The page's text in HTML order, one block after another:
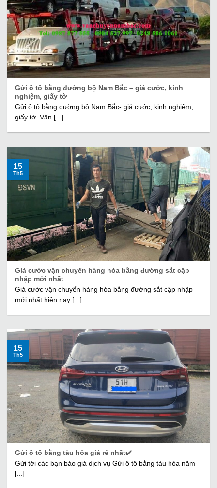
Gửi ô tô bằng đường bộ Nam Bắc – giá cước, kinh
nghiệm, giấy tờ
Gửi ô tô bằng đường bộ Nam Bắc- giá cước, kinh nghiệm,
giấy tờ. Vận [...]
Giá cước vận chuyển hàng hóa bằng đường sắt cập
nhập mới nhất
Giá cước vận chuyển hàng hóa bằng đường sắt cập nhập
mới nhất hiện nay [...]
15
Th5
Gửi ô tô bằng tàu hỏa giá rẻ nhất✔️
Gửi tới các bạn báo giá dịch vụ Gửi ô tô bằng tàu hỏa năm
[...]
15
Th5